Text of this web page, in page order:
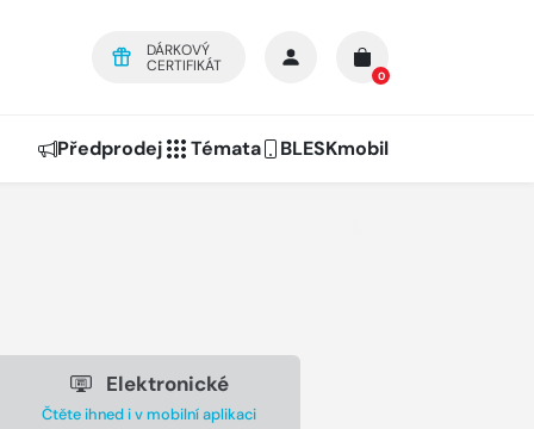
DÁRKOVÝ
CERTIFIKÁT
0
Předprodej Témata BLESKmobil
Elektronické
Čtěte ihned i v mobilní aplikaci